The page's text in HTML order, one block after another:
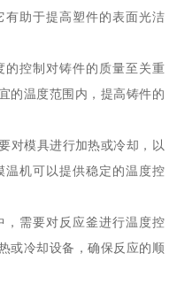
助于提高塑件的表面光洁
的控制对铸件的质量至关重
的温度范围内，提高铸件的
对模具进行加热或冷却，以
机可以提供稳定的温度控
需要对反应釜进行温度控
或冷却设备，确保反应的顺